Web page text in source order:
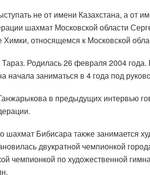
не от имени Казахстана, а от
шахмат Московской области
Химки, относящемся к Московской
Родилась 26 февраля 2004
начала заниматься в 4 года под
в предыдущих интервью
шахмат Бибисара также занимается
двукратной чемпионкой
чемпионкой по художественной